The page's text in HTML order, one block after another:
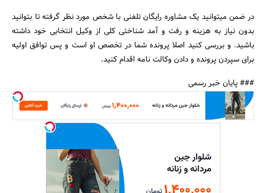
در ضمن میتوانید یک مشاوره رایگان تلفنی با شخص مورد نظر گرفته تا بتوانید
بدون نیاز به هزینه و رفت و آمد شناختی کلی از وکیل انتخابی خود داشته
باشید. و بررسی کنید اصلا پرونده شما در تخصص او است و پس توافق اولیه
برای سپردن پرونده و دادن وکالت نامه اقدام کنید.
### پایان خبر رسمی